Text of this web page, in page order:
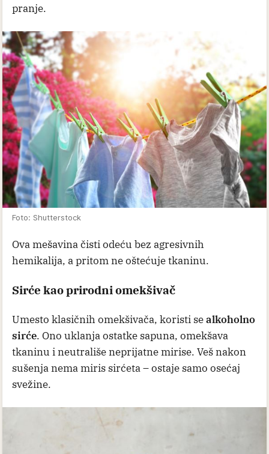
pranje.
Foto: Shutterstock
Ova mešavina čisti odeću bez agresivnih
hemikalija, a pritom ne oštećuje tkaninu.
Sirće kao prirodni omekšivač
Umesto klasičnih omekšivača, koristi sealkoholno
sirće. Ono uklanja ostatke sapuna, omekšava
tkaninu i neutrališe neprijatne mirise. Veš nakon
sušenja nema miris sirćeta – ostaje samo osećaj
svežine.